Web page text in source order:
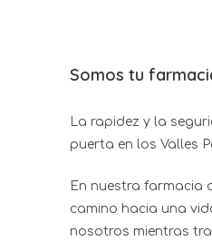
Somos tu
La rapidez y la
puerta en los Valles
En nuestra farmacia
camino hacia una
nosotros mientras